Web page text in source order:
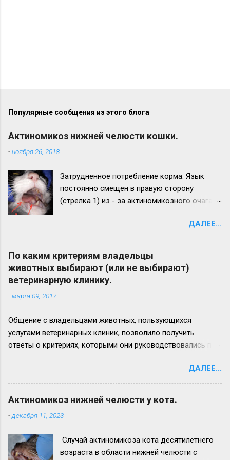
Популярные сообщения из этого блога
Актиномикоз нижней челюсти кошки.
-ноября 26, 2018
Затрудненное потребление корма. Язык
постоянно смещен в правую сторону
(стрелка 1) из - за актиномикозного очага,
актиномикозного очага более наблюдается
Вид нижней челюсти с левой стороны.
Челюсть увеличена в размере в 2,5 - 3 раза.
Прогноз неблагоприятный. Удачи всем!
ДАЛЕЕ...
По каким критериям владельцы
животных выбирают (или не выбирают)
ветеринарную клинику.
-марта 09, 2017
Общение с владельцами животных, пользующихся
услугами ветеринарных клиник, позволило получить
ответы о критериях, которыми они руководствовались при
приводим ниже: 1. удобное расположение (доступность), 2.
доступные цены на услуги (или/и соотношение цена/
качество обслуживания), 3. наличие квалифицированных
ветеринарных врачей (и/или узкопрофильного
специалиста), 4. рекомендации знакомых, 5. хорошая
автомобилей, 7. совпадение рекламных ожиданий и
реальности, 8. клиника работает долгое время (например:
ДАЛЕЕ...
Актиномикоз нижней челюсти у кота.
-декабря 11, 2023
Случай актиномикоза кота десятилетнего
возраста в области нижней челюсти с